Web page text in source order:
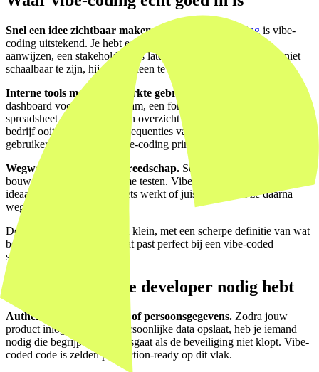
Snel een idee zichtbaar maken.Voor rapid prototyping is vibe-
coding uitstekend. Je hebt een concept, je wilt het kunnen
aanwijzen, een stakeholder iets laten klikken. De output hoeft niet
schaalbaar te zijn, hij hoeft alleen te werken in de demo.
Interne tools met een beperkte gebruikersgroep.
Een eenvoudig
dashboard voor een klein team, een formulier dat data naar een
spreadsheet stuurt, een intern overzicht dat niemand buiten jouw
bedrijf ooit ziet. Als de consequenties van een bug laag zijn en de
gebruikers tolerant, past vibe-coding prima.
Wegwerpcode als denkgereedschap. Soms wil je niet een product
bouwen, je wilt een aanname testen. Vibe-coded prototypes zijn
ideaal om te bewijzen dat iets werkt of juist niet. Gooi ze daarna
weg en bouw iets solids.
De
begon klein, met een scherpe definitie van wat
bewezen moest worden. Dat past perfect bij een vibe-coded
startpunt.
Waar je een echte developer nodig hebt
Authenticatie, betalingen, of persoonsgegevens. Zodra jouw
product inlogt, betaalt of persoonlijke data opslaat, heb je iemand
nodig die begrijpt wat er misgaat als de beveiliging niet klopt. Vibe-
coded code is zelden production-ready op dit vlak.